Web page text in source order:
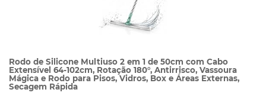
Rodo de Silicone Multiuso 2 em 1 de 50cm com Cabo
Extensível 64-102cm, Rotação 180°, Antirrisco, Vassoura
Mágica e Rodo para Pisos, Vidros, Box e Áreas Externas,
Secagem Rápida